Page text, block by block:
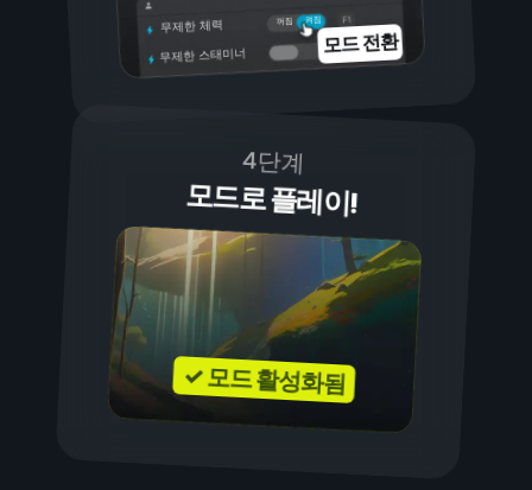
켜짐
꺼짐
무제한 체력
무제한 스태미너 모드 전환
4단계
모드로 플레이!
✓ 모드 활성화됨